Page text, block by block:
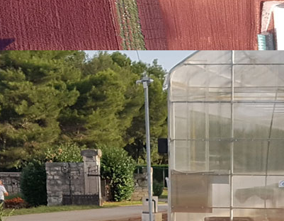
, a za slanje ponude možete nas kontaktirati na